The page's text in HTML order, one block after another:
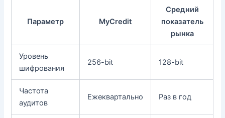
Параметр MyCredit
Средний
показатель
рынка
Уровень
шифрования
256-bit 128-bit
Частота
аудитов
Ежеквартально Раз в год